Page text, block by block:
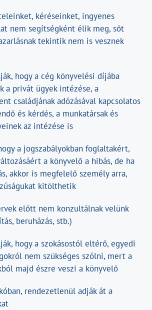
kéréseinket, ingyenes
nem segítségként élik meg, sőt
tekintik nem is vesznek
hogy a cég könyvelési díjába
a privát ügyek intézése, a
családjának adózásával kapcsolatos
és kérdés, a munkatársak és
az intézése is
a jogszabályokban foglaltakért,
a könyvelő a hibás, de ha
akkor is megfelelő személy arra,
kitölthetik
előtt nem konzultálnak velünk
beruházás, stb.)
hogy a szokásostól eltérő, egyedi
nem szükséges szólni, mert a
majd észre veszi a könyvelő
rendezetlenül adják át a